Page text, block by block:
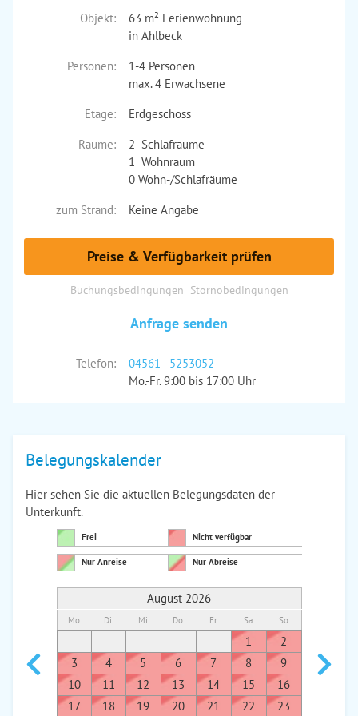
Objekt:
63 m² Ferienwohnung
in Ahlbeck
Personen:
1-4 Personen
max. 4 Erwachsene
Etage:
Erdgeschoss
Räume:
2 Schlafräume
1 Wohnraum
0 Wohn-/Schlafräume
zum Strand:
Keine Angabe
Preise & Verfügbarkeit prüfen
Buchungsbedingungen Stornobedingungen
Anfrage senden
Telefon:
04561 - 5253052
Mo.-Fr. 9:00 bis 17:00 Uhr
Belegungskalender
Hier sehen Sie die aktuellen Belegungsdaten der
Unterkunft.
Frei Nicht verfügbar
Nur Anreise Nur Abreise
August 2026
Mo Di Mi Do Fr Sa So
1
2
3
4 5 6 7 8
9
10
11 12 13 14 15
16
17
18 19 20 21 22
23
7